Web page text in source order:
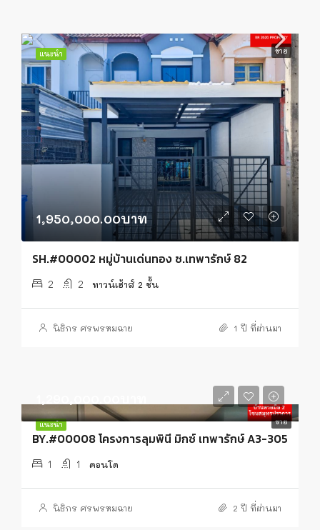
แนะนำ ขาย
1,950,000.00บาท
SH.#00002 หมู่บ้านเด่นทอง ซ.เทพารักษ์ 82
2 2 ทาวน์เฮ้าส์ 2 ชั้น
นิธิกร ศรพรหมฉาย 1 ปี ที่ผ่านมา
แนะนำ ขาย
BY.#00008 โครงการลุมพินี มิกซ์ เทพารักษ์ A3-305
1 1 คอนโด
นิธิกร ศรพรหมฉาย 2 ปี ที่ผ่านมา